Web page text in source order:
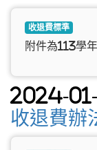
收退費標準
附件為113學
2024-
收退費辦